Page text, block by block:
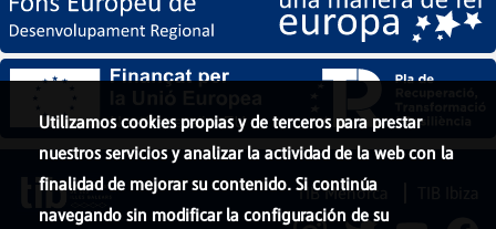
Utilizamos cookies propias y de terceros para prestar
nuestros servicios y analizar la actividad de la web con la
finalidad de mejorar su contenido. Si continúa
navegando sin modificar la configuración de su
TIB Menorca